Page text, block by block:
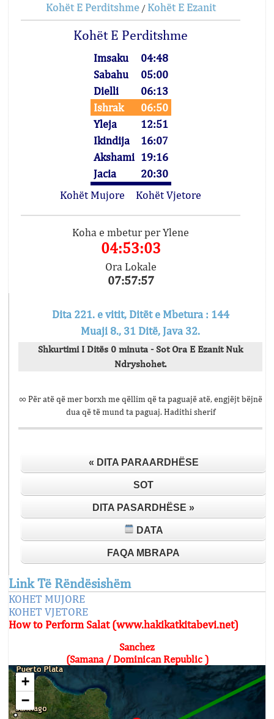
Kohët E Perditshme/ Kohët E Ezanit
Kohët E Perditshme
Imsaku
04:48
Sabahu
05:00
Dielli
06:13
Ishrak
06:50
Yleja
12:51
Ikindija
16:07
Akshami 19:16
Jacia
20:30
Kohët Mujore
Kohët Vjetore
Koha e mbetur per Ylene
04:53:03
Ora Lokale
07:57:57
Dita 221. e vitit, Ditët e Mbetura : 144
Muaji 8., 31 Ditë, Java 32.
Shkurtimi I Ditës 0 minuta - Sot Ora E Ezanit Nuk
Ndryshohet.
∞ Për atë që mer borxh me qëllim që ta paguajë atë, engjëjt bëjnë
dua që të mund ta paguaj. Hadithi sherif
« DITA PARAARDHËSE
SOT
DITA PASARDHËSE »
DATA
FAQA MBRAPA
Link Të Rëndësishëm
KOHET MUJORE
KOHET VJETORE
How to Perform Salat (www.hakikatkitabevi.net)
Sanchez
(Samana / Dominican Republic )
+
−